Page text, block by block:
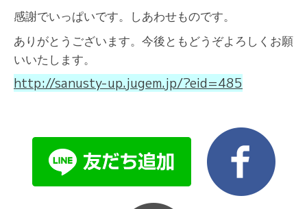
感謝でいっぱいです。しあわせものです。
ありがとうございます。今後ともどうぞよろしくお願
いいたします。
http://sanusty-up.jugem.jp/?eid=485